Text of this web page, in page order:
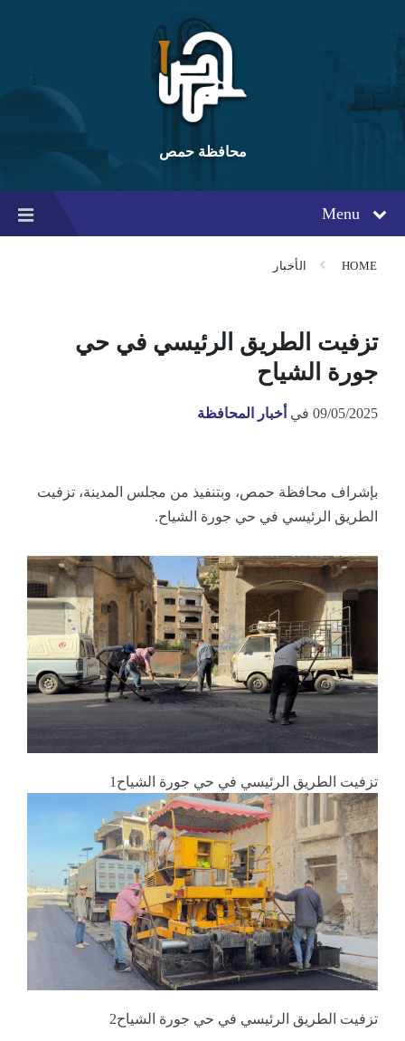
content
main
navigation
footer
محافظة حمص
Menu
HOME الأخبار
تزفيت الطريق الرئيسي في حي
جورة الشياح
09/05/2025 في أخبار المحافظة
بإشراف محافظة حمص، وبتنفيذ من مجلس المدينة، تزفيت
الطريق الرئيسي في حي جورة الشياح.
تزفيت الطريق الرئيسي في حي جورة الشياح1
تزفيت الطريق الرئيسي في حي جورة الشياح2